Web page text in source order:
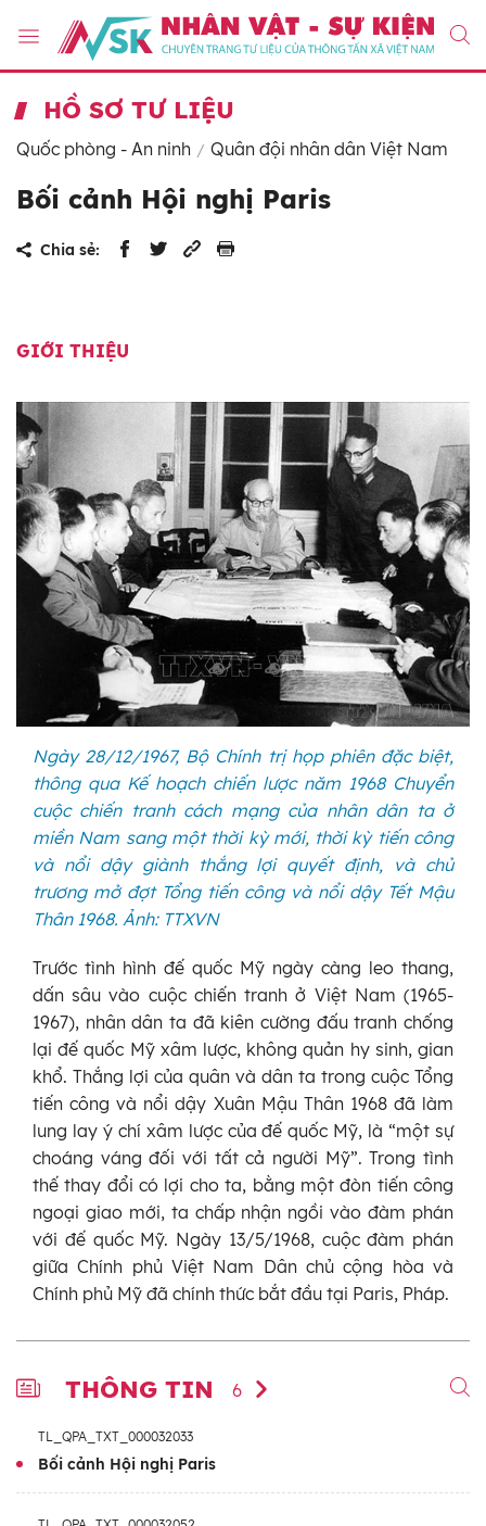
HỒ SƠ TƯ LIỆU
Quốc phòng - An ninh Quân đội nhân dân Việt Nam
Bối cảnh Hội nghị Paris
Chia sẻ:
GIỚI THIỆU
Ngày 28/12/1967, Bộ Chính trị họp phiên đặc biệt,
thông qua Kế hoạch chiến lược năm 1968 Chuyển
cuộc chiến tranh cách mạng của nhân dân ta ở
miền Nam sang một thời kỳ mới, thời kỳ tiến công
và nổi dậy giành thắng lợi quyết định, và chủ
trương mở đợt Tổng tiến công và nổi dậy Tết Mậu
Thân 1968. Ảnh: TTXVNXV
Trước tình hình đế quốc Mỹ ngày càng leo thang,
dấn sâu vào cuộc chiến tranh ở Việt Nam (1965-
1967), nhân dân ta đã kiên cường đấu tranh chống
lại đế quốc Mỹ xâm lược, không quản hy sinh, gian
khổ. Thắng lợi của quân và dân ta trong cuộc Tổng
tiến công và nổi dậy Xuân Mậu Thân 1968 đã làm
lung lay ý chí xâm lược của đế quốc Mỹ, là “một sự
choáng váng đối với tất cả người Mỹ”. Trong tình
thế thay đổi có lợi cho ta, bằng một đòn tiến công
ngoại giao mới, ta chấp nhận ngồi vào đàm phán
với đế quốc Mỹ. Ngày 13/5/1968, cuộc đàm phán
giữa Chính phủ Việt Nam Dân chủ cộng hòa và
Chính phủ Mỹ đã chính thức bắt đầu tại Paris, Pháp.
THÔNG TIN 6
TL_QPA_TXT_000032033
Bối cảnh Hội nghị Paris